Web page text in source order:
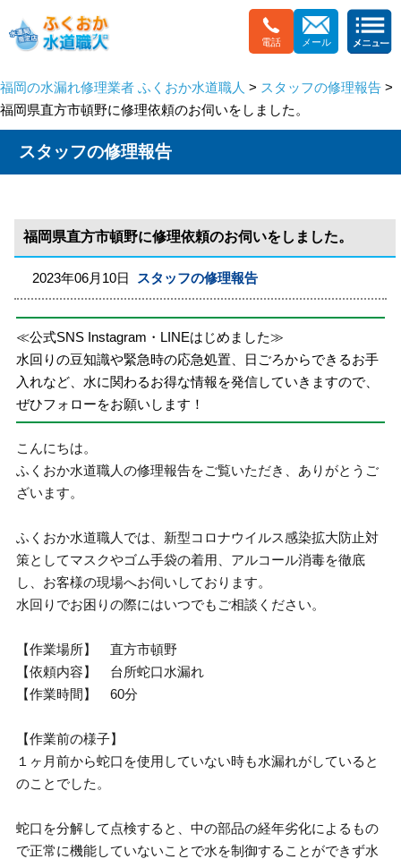
電話 メール
福岡の水漏れ修理業者 ふくおか水道職人 > スタッフの修理報告 >
福岡県直方市頓野に修理依頼のお伺いをしました。
スタッフの修理報告
福岡県直方市頓野に修理依頼のお伺いをしました。
2023年06月10日 スタッフの修理報告
≪公式SNS Instagram・LINEはじめました≫
水回りの豆知識や緊急時の応急処置、日ごろからできるお手
入れなど、水に関わるお得な情報を発信していきますので、
ぜひフォローをお願いします！
こんにちは。
ふくおか水道職人の修理報告をご覧いただき、ありがとうご
ざいます。
ふくおか水道職人では、新型コロナウイルス感染拡大防止対
策としてマスクやゴム手袋の着用、アルコール消毒を徹底
し、お客様の現場へお伺いしております。
水回りでお困りの際にはいつでもご相談ください。
【作業場所】 直方市頓野
【依頼内容】 台所蛇口水漏れ
【作業時間】 60分
【作業前の様子】
１ヶ月前から蛇口を使用していない時も水漏れがしていると
のことでした。
蛇口を分解して点検すると、中の部品の経年劣化によるもの
で正常に機能していないことで水を制御することができず水